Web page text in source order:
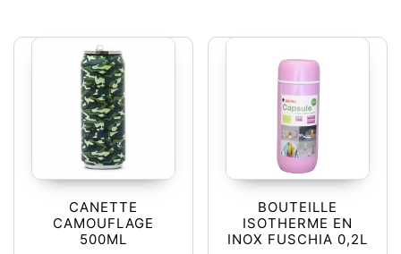
CANETTE
CAMOUFLAGE
500ML
BOUTEILLE
ISOTHERME EN
INOX FUSCHIA 0,2L